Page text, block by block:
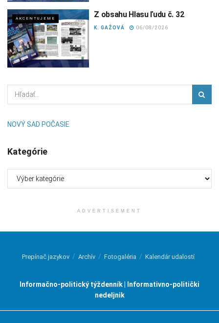
AKCENTUJEME Z obsahu Hlasu ľudu č. 32
K. GAŽOVÁ 06/08/2026
NOVÝ SAD POČASIE
Kategórie
ADVERTISEMENT
Prepínač jazykov Archív Fotogaléria Kalendár udalostí
Informačno-politický týždenník | Informativno-politički
nedeljnik